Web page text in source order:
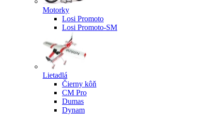
Motorky
Losi Promoto
Losi Promoto-SM
Lietadlá
Čierny kôň
CM Pro
Dumas
Dynam